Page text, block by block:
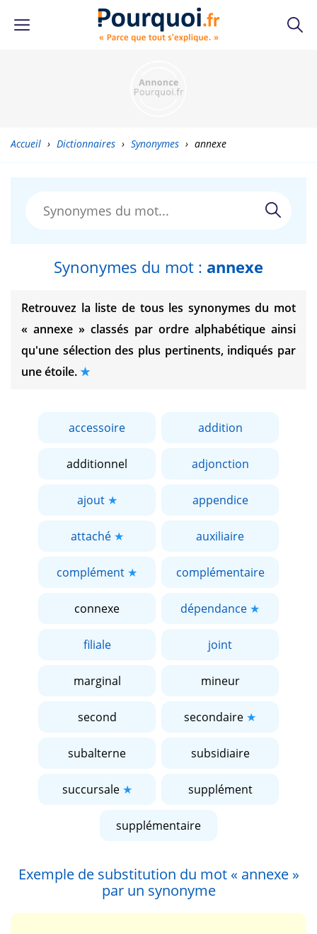
Accueil › Dictionnaires › Synonymes › annexe
Synonymes du mot : annexe
Retrouvez la liste de tous les synonymes du mot
« annexe » classés par ordre alphabétique ainsi
qu'une sélection des plus pertinents, indiqués par
une étoile.
accessoire addition
additionnel adjonction
ajout appendice
attaché auxiliaire
complément complémentaire
connexe dépendance
filiale joint
marginal mineur
second secondaire
subalterne subsidiaire
succursale supplément
supplémentaire
Exemple de substitution du mot « annexe »
par un synonyme